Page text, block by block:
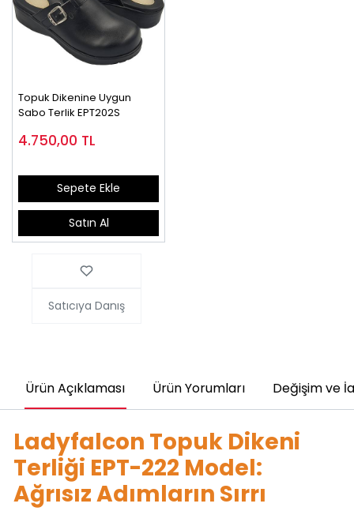
Topuk Dikenine Uygun
Sabo Terlik EPT202S
4.750,00 TL
Sepete Ekle
Satın Al
Satıcıya Danış
Ürün Açıklaması Ürün Yorumları Değişim ve
Ladyfalcon Topuk Dikeni
Terliği EPT-222 Model:
Ağrısız Adımların Sırrı